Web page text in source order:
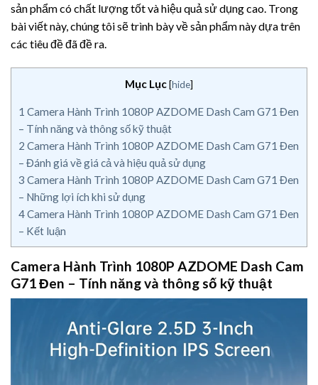
sản phẩm có chất lượng tốt và hiệu quả sử dụng cao. Trong
bài viết này, chúng tôi sẽ trình bày về sản phẩm này dựa trên
các tiêu đề đã đề ra.
Mục Lục[hide]
1 Camera Hành Trình 1080P AZDOME Dash Cam G71 Đen
– Tính năng và thông số kỹ thuật
2 Camera Hành Trình 1080P AZDOME Dash Cam G71 Đen
– Đánh giá về giá cả và hiệu quả sử dụng
3 Camera Hành Trình 1080P AZDOME Dash Cam G71 Đen
– Những lợi ích khi sử dụng
4Camera Hành Trình 1080P AZDOME Dash Cam G71 Đen
– Kết luận
Camera Hành Trình 1080P AZDOME Dash Cam
G71 Đen – Tính năng và thông số kỹ thuật